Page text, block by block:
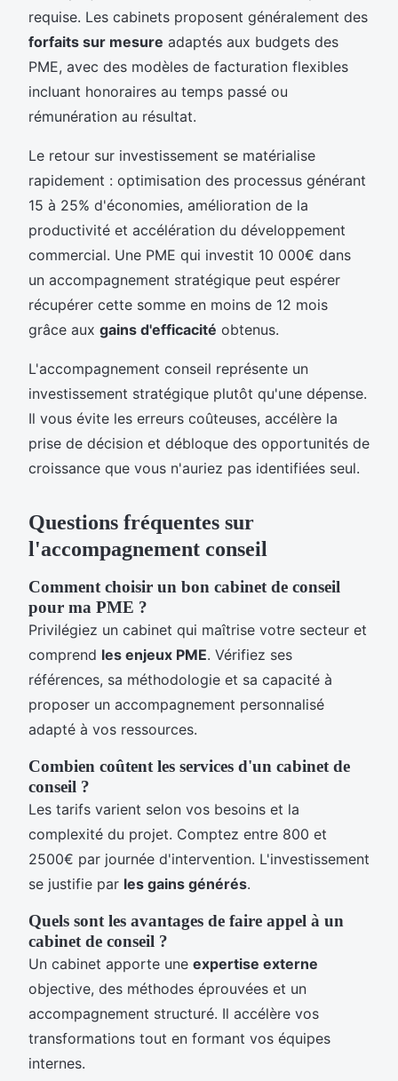
requise. Les cabinets proposent généralement des
forfaits sur mesure adaptés aux budgets des
PME, avec des modèles de facturation flexibles
incluant honoraires au temps passé ou
rémunération au résultat.
Le retour sur investissement se matérialise
rapidement : optimisation des processus générant
15 à 25% d'économies, amélioration de la
productivité et accélération du développement
commercial. Une PME qui investit 10 000€ dans
un accompagnement stratégique peut espérer
récupérer cette somme en moins de 12 mois
grâce aux gains d'efficacité obtenus.
L'accompagnement conseil représente un
investissement stratégique plutôt qu'une dépense.
Il vous évite les erreurs coûteuses, accélère la
prise de décision et débloque des opportunités de
croissance que vous n'auriez pas identifiées seul.
Questions fréquentes sur
l'accompagnement conseil
Comment choisir un bon cabinet de conseil
pour ma PME ?
Privilégiez un cabinet qui maîtrise votre secteur et
comprend les enjeux PME. Vérifiez ses
références, sa méthodologie et sa capacité à
proposer un accompagnement personnalisé
adapté à vos ressources.
Combien coûtent les services d'un cabinet de
conseil ?
Les tarifs varient selon vos besoins et la
complexité du projet. Comptez entre 800 et
2500€ par journée d'intervention. L'investissement
se justifie par les gains générés.
Quels sont les avantages de faire appel à un
cabinet de conseil ?
Un cabinet apporte une expertise externe
objective, des méthodes éprouvées et un
accompagnement structuré. Il accélère vos
transformations tout en formant vos équipes
internes.